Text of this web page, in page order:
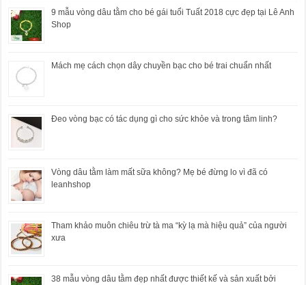
9 mẫu vòng dâu tằm cho bé gái tuổi Tuất 2018 cực đẹp tại Lê Anh
Shop
Mách mẹ cách chọn dây chuyền bạc cho bé trai chuẩn nhất
Đeo vòng bạc có tác dụng gì cho sức khỏe và trong tâm linh?
Vòng dâu tằm làm mất sữa không? Mẹ bé đừng lo vì đã có
leanhshop
Tham khảo muôn chiêu trừ tà ma “kỳ lạ mà hiệu quả” của người
xưa
38 mẫu vòng dâu tằm đẹp nhất được thiết kế và sản xuất bởi